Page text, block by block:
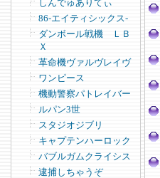
しんでゅありてぃ
86-エイティシックス-
ダンボール戦機 ＬＢ
Ｘ
革命機ヴァルヴレイヴ
ワンピース
機動警察パトレイバー
ルパン3世
スタジオジブリ
キャプテンハーロック
バブルガムクライシス
逮捕しちゃうぞ